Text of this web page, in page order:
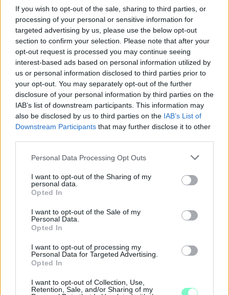
If you wish to opt-out of the sale, sharing to third parties, or
processing of your personal or sensitive information for
targeted advertising by us, please use the below opt-out
section to confirm your selection. Please note that after your
opt-out request is processed you may continue seeing
interest-based ads based on personal information utilized by
us or personal information disclosed to third parties prior to
your opt-out. You may separately opt-out of the further
disclosure of your personal information by third parties on the
IAB’s list of downstream participants. This information may
also be disclosed by us to third parties on the IAB’s List of
Downstream Participants that may further disclose it to other
Please note that this website/app uses one or more Google
not limited to your visit or usage behaviour. You may click to
grant or deny consent to Google and its third-party tags to
use your data for below specified purposes in below Google
consent section.
Personal Data Processing Opt Outs
I want to opt-out of the Sharing of my
personal data.
Opted In
I want to opt-out of the Sale of my
Personal Data.
Opted In
I want to opt-out of processing my
Personal Data for Targeted Advertising.
Opted In
I want to opt-out of Collection, Use,
Retention, Sale, and/or Sharing of my
A „Zenélő piac” című különleges koncerttel szeptember 7-én
rendhagyó helyszínen találkozhat a közönség a klasszikus
zenével.
Szólj hozzá!
PERL, VÁRADI ÉS TANOH DEZ IS OTT VAN A FÉRFI
KERETÉBEN
Észtország, Szlovénia és Svédország következik.
Szólj hozzá!